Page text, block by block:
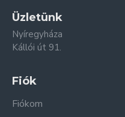
Üzletünk
Nyíregyháza
Kállói út 91.
Fiók
Fiókom